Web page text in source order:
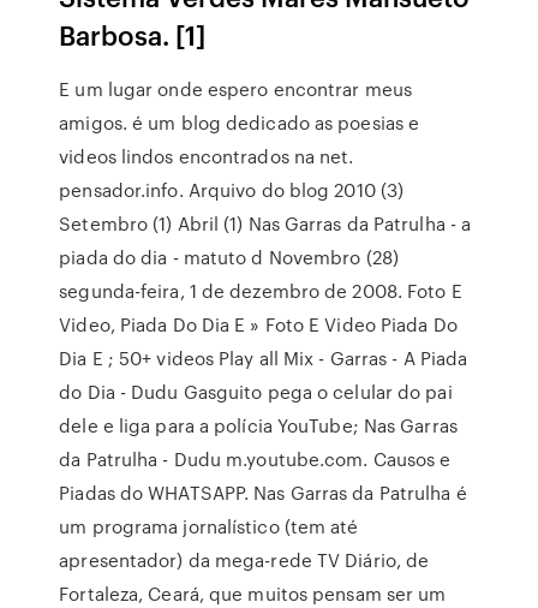
Barbosa. [1]
E um lugar onde espero encontrar meus
amigos. é um blog dedicado as poesias e
videos lindos encontrados na net.
pensador.info. Arquivo do blog 2010 (3)
Setembro (1) Abril (1) Nas Garras da Patrulha - a
piada do dia - matuto d Novembro (28)
segunda-feira, 1 de dezembro de 2008. Foto E
Video, Piada Do Dia E » Foto E Video Piada Do
Dia E ; 50+ videos Play all Mix - Garras - A Piada
do Dia - Dudu Gasguito pega o celular do pai
dele e liga para a polícia YouTube; Nas Garras
da Patrulha - Dudu m.youtube.com. Causos e
Piadas do WHATSAPP. Nas Garras da Patrulha é
um programa jornalístico (tem até
apresentador) da mega-rede TV Diário, de
Fortaleza, Ceará, que muitos pensam ser um